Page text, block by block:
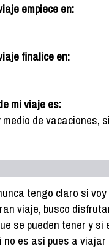
empiece en:
finalice en:
mi viaje es:
de
tengo claro si
viaje, busco
se pueden tener y
no es así pues a